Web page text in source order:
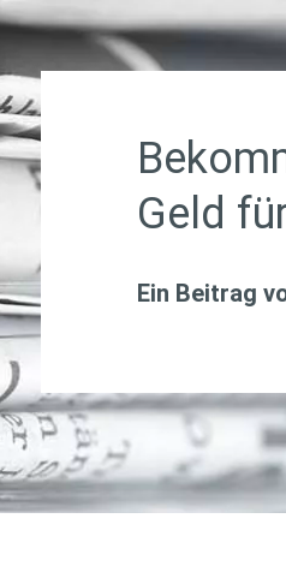
Geld
Ein Beitrag